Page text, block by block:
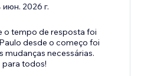
июн. 2026 г.
o tempo de resposta foi
desde o começo foi
mudanças necessárias.
todos!